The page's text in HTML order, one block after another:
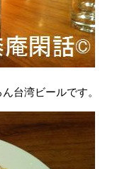
台湾ビールです。